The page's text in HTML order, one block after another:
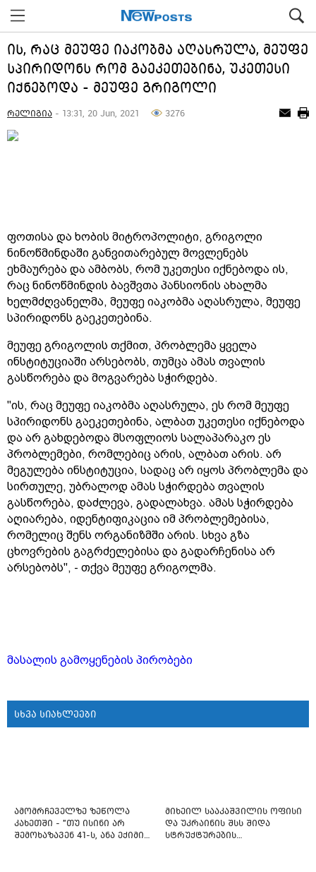
ის, რაც მეუფე იაკობმა აღასრულა, მეუფე
სპირიდონს რომ გაეკეთებინა, უკეთესი
იქნებოდა - მეუფე გრიგოლი
რელიგია - 13:31, 20 Jun, 2021 3276
ფოთისა და ხობის მიტროპოლიტი, გრიგოლი
ნინოწმინდაში განვითარებულ მოვლენებს
ეხმაურება და ამბობს, რომ უკეთესი იქნებოდა ის,
რაც ნინოწმინდის ბავშვთა პანსიონის ახალმა
ხელმძღვანელმა, მეუფე იაკობმა აღასრულა, მეუფე
სპირიდონს გაეკეთებინა.
მეუფე გრიგოლის თქმით, პრობლემა ყველა
ინსტიტუციაში არსებობს, თუმცა ამას თვალის
გასწორება და მოგვარება სჭირდება.
"ის, რაც მეუფე იაკობმა აღასრულა, ეს რომ მეუფე
სპირიდონს გაეკეთებინა, ალბათ უკეთესი იქნებოდა
და არ გახდებოდა მსოფლიოს სალაპარაკო ეს
პრობლემები, რომლებიც არის, ალბათ არის. არ
მეგულება ინსტიტუცია, სადაც არ იყოს პრობლემა და
სირთულე, უბრალოდ ამას სჭირდება თვალის
გასწორება, დაძლევა, გადალახვა. ამას სჭირდება
აღიარება, იდენტიფიკაცია იმ პრობლემებისა,
რომელიც შენს ორგანიზმში არის. სხვა გზა
ცხოვრების გაგრძელებისა და გადარჩენისა არ
არსებობს", - თქვა მეუფე გრიგოლმა.
მასალის გამოყენების პირობები
სხვა სიახლეები
ამომრჩეველზე ზეწოლა
კახეთში - "თუ ისინი არ
შემოხაზავენ 41-ს, ანა ექიმის
მიხეილ სააკაშვილის ოფისი
და უკრაინის შსს შიდა
სტრუქტურების